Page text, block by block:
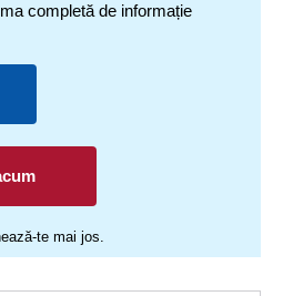
completă de informație
te mai jos.